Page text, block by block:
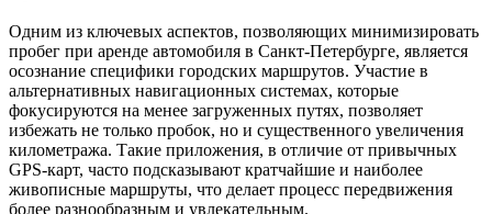
Одним из ключевых аспектов, позволяющих минимизировать
пробег при аренде автомобиля в Санкт-Петербурге, является
осознание специфики городских маршрутов. Участие в
альтернативных навигационных системах, которые
фокусируются на менее загруженных путях, позволяет
избежать не только пробок, но и существенного увеличения
километража. Такие приложения, в отличие от привычных
GPS-карт, часто подсказывают кратчайшие и наиболее
живописные маршруты, что делает процесс передвижения
более разнообразным и увлекательным.